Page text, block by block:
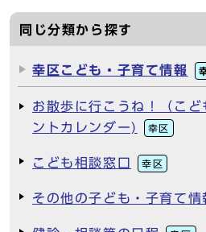
同じ分類から探す
幸区こども・子育て情報
お散歩に行こうね！（こ
ントカレンダー)
幸区
こども相談窓口 幸区
その他の子ども・子育て情